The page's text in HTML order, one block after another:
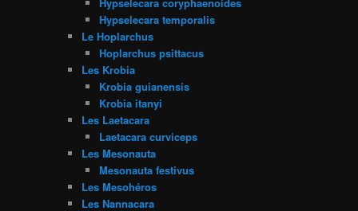
Hypselecara temporalis
Le Hoplarchus
Hoplarchus psittacus
Les Krobia
Krobia guianensis
Krobia itanyi
Les Laetacara
Laetacara curviceps
Les Mesonauta
Mesonauta festivus
Les Mesohéros
Les Nannacara